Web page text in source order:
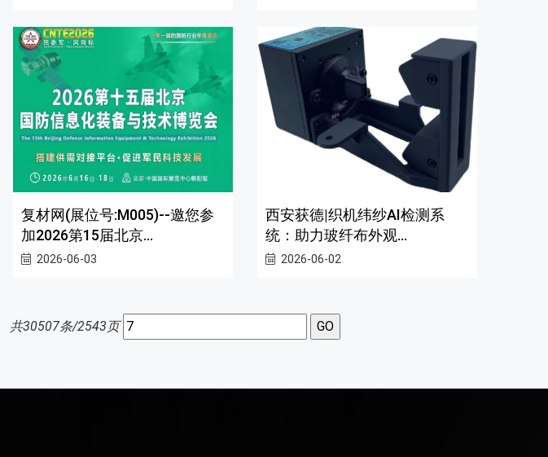
复材网(展位号:M005)--邀您参
加2026第15届北京...
2026-06-03
西安获德|织机纬纱AI检测系
统：助力玻纤布外观...
2026-06-02
共30507条/2543页